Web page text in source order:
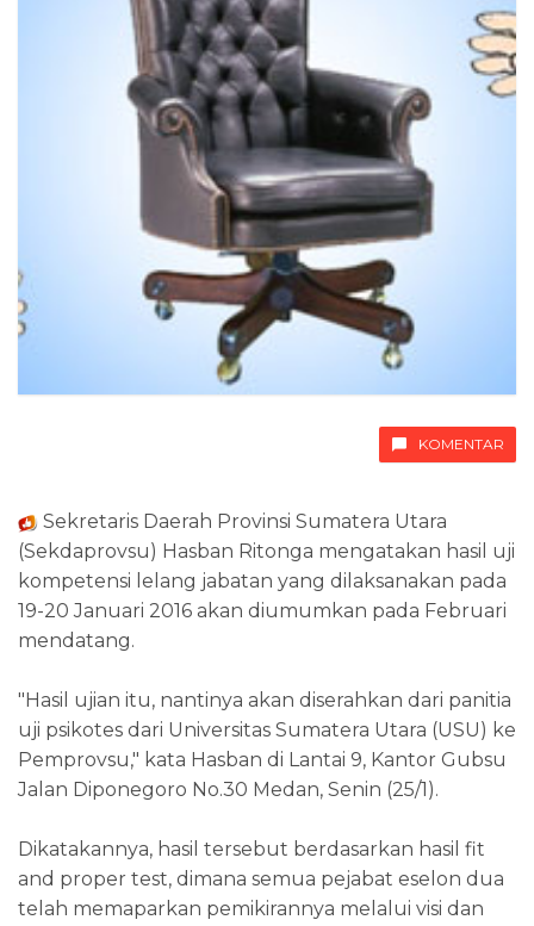
KOMENTAR
Sekretaris Daerah Provinsi Sumatera Utara
(Sekdaprovsu) Hasban Ritonga mengatakan hasil uji
kompetensi lelang jabatan yang dilaksanakan pada
19-20 Januari 2016 akan diumumkan pada Februari
mendatang.
"Hasil ujian itu, nantinya akan diserahkan dari panitia
uji psikotes dari Universitas Sumatera Utara (USU) ke
Pemprovsu," kata Hasban di Lantai 9, Kantor Gubsu
Jalan Diponegoro No.30 Medan, Senin (25/1).
Dikatakannya, hasil tersebut berdasarkan hasil fit
and proper test, dimana semua pejabat eselon dua
telah memaparkan pemikirannya melalui visi dan